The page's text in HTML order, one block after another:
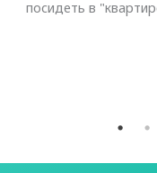
посидеть в